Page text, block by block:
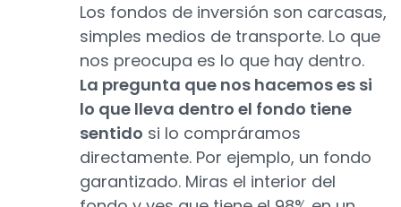
Los fondos de inversión son carcasas,
simples medios de transporte. Lo que
nos preocupa es lo que hay dentro.
La pregunta que nos hacemos es si
lo que lleva dentro el fondo tiene
sentido si lo compráramos
directamente. Por ejemplo, un fondo
garantizado. Miras el interior del